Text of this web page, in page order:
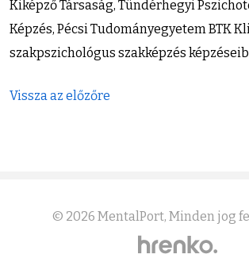
Kiképző Társaság, Tündérhegyi
Képzés, Pécsi Tudományegyetem BTK
szakpszichológus szakképzés
Vissza az előzőre
© 2026 MentalPort, Minden jog